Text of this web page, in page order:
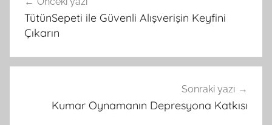
gezinmesi
TütünSepeti ile Güvenli Alışverişin Keyfini
Çıkarın
Sonraki yazı
Kumar Oynamanın Depresyona Katkısı